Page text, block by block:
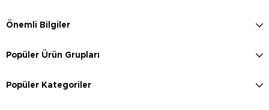
Önemli Bilgiler
Popüler Ürün Grupları
Popüler Kategoriler